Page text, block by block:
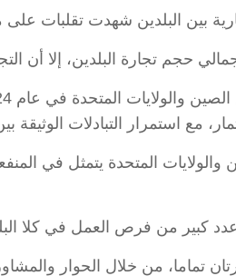
بين البلدين شهدت تقلبات
حجم تجارة البلدين، إلا أن
المتحدة يتمثل في
عدد كبير من فرص العمل في كلا
تماما، من خلال الحوار